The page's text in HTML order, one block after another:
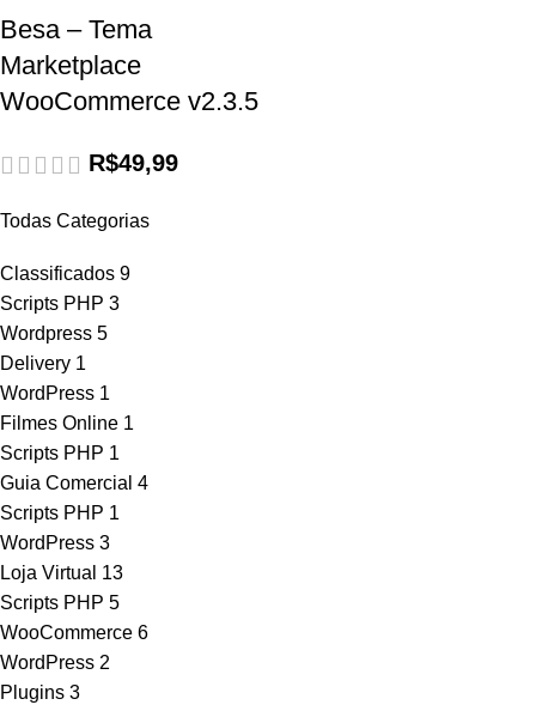
Todas Categorias
Classificados 9
Scripts PHP 3
Wordpress 5
Delivery 1
WordPress 1
Filmes Online 1
Scripts PHP 1
Guia Comercial 4
Scripts PHP 1
WordPress 3
Loja Virtual 13
Scripts PHP 5
WooCommerce 6
WordPress 2
Plugins 3
Besa – Tema
Marketplace
WooCommerce v2.3.5
R$49,99